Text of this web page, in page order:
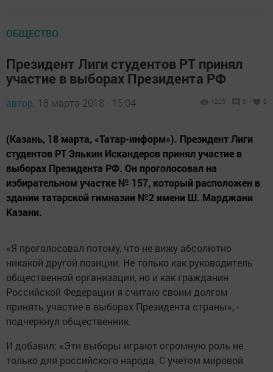
ОБЩЕСТВО
Президент Лиги студентов РТ принял
участие в выборах Президента РФ
автор, 18 марта 2018 - 15:04 1225 0 0
(Казань, 18 марта, «Татар-информ»). Президент Лиги
студентов РТ Элькин Искандеров принял участие в
выборах Президента РФ. Он проголосовал на
избирательном участке № 157, который расположен в
здании татарской гимназии №2 имени Ш. Марджани
Казани.
«Я проголосовал потому, что не вижу абсолютно
никакой другой позиции. Не только как руководитель
общественной организации, но и как гражданин
Российской Федерации я считаю своим долгом
принять участие в выборах Президента страны», -
подчеркнул общественник.
И добавил: «Эти выборы играют огромную роль не
только для российского народа. С учетом мировой